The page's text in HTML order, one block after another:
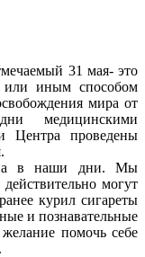
31 мая- это
или иным способом
мира от
медицинскими
Центра проведены
в наши дни. Мы
могут
курил сигареты
и познавательные
помочь себе